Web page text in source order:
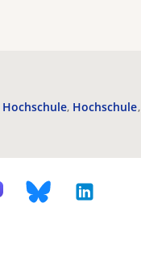
Hochschule Hochschule